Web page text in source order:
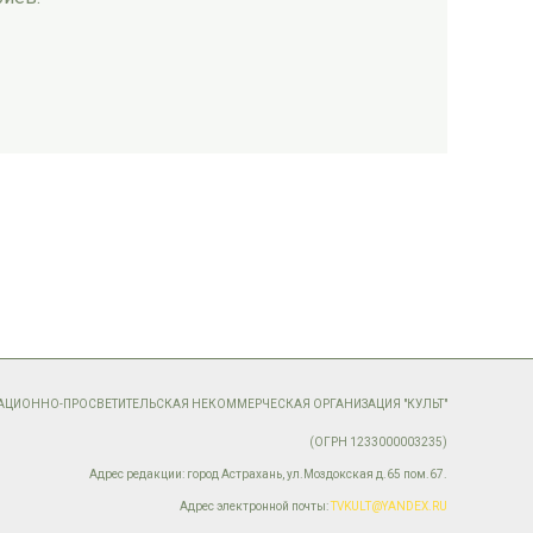
ПРОСВЕТИТЕЛЬСКАЯ НЕКОММЕРЧЕСКАЯ ОРГАНИЗАЦИЯ "КУЛЬТ"
(ОГРН 1233000003235)
Адрес редакции: город Астрахань, ул.Моздокская д.65 пом.67.
Адрес электронной почты:TVKULT@YANDEX.RU